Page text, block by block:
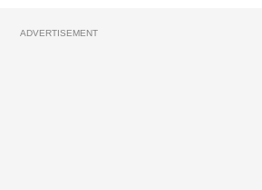
ADVERTISEMENT